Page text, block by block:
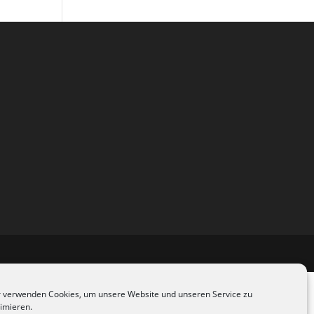
verwenden Cookies, um unsere Website und unseren Service zu